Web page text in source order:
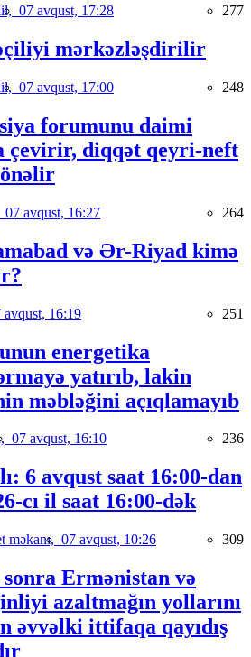
07 avqust, 17:28 277
mərkəzləşdirilir
07 avqust, 17:00 248
forumunu daimi
çevirir, diqqət qeyri-neft
07 avqust, 16:27 264
və Ər-Riyad kimə
avqust, 16:19 251
energetika
yatırıb, lakin
məbləğini açıqlamayıb
07 avqust, 16:10 236
6 avqust saat 16:00-dan
cı il saat 16:00-dək
məkanı, 07 avqust, 10:26 309
Ermənistan və
azaltmağın yollarını
əvvəlki ittifaqa qayıdış